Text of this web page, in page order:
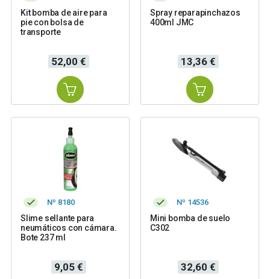
Kit bomba de aire para
pie con bolsa de
transporte
Precio
52,00 €
Spray reparapinchazos
400ml JMC
Precio
13,36 €
Nº 8180
Slime sellante para
neumáticos con cámara.
Bote 237 ml
Precio
9,05 €
Nº 14536
Mini bomba de suelo
C302
Precio
32,60 €